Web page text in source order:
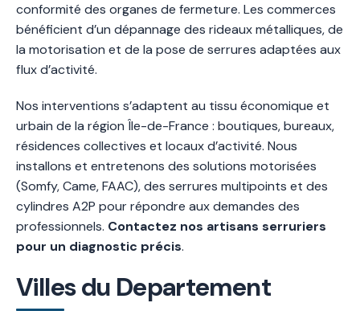
conformité des organes de fermeture. Les commerces
bénéficient d’un dépannage des rideaux métalliques, de
la motorisation et de la pose de serrures adaptées aux
flux d’activité.
Nos interventions s’adaptent au tissu économique et
urbain de la région Île-de-France : boutiques, bureaux,
résidences collectives et locaux d’activité. Nous
installons et entretenons des solutions motorisées
(Somfy, Came, FAAC), des serrures multipoints et des
cylindres A2P pour répondre aux demandes des
professionnels. Contactez nos artisans serruriers
pour un diagnostic précis.
Villes du Departement